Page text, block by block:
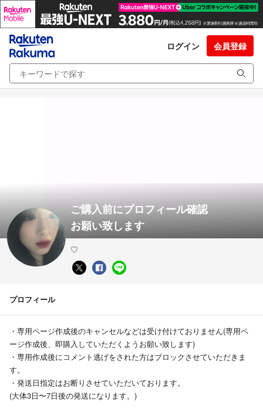
ログイン 会員登録
ご購入前にプロフィール確認
お願い致します
♡
プロフィール
・専用ページ作成後のキャンセルなどは受け付けておりません(専用ペ
ージ作成後、即購入していただくようお願い致します)
・専用作成後にコメント逃げをされた方はブロックさせていただきま
す。
・発送日指定はお断りさせていただいております。
(大体3日〜7日後の発送になります。)